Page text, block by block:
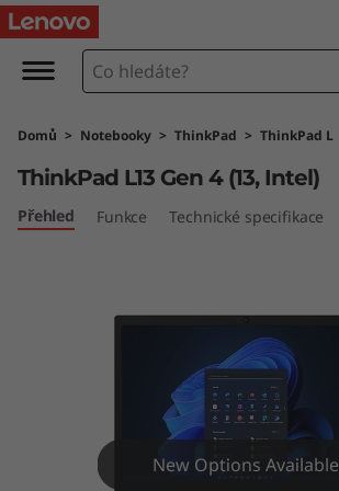
T
h
n
k
Domů > Notebooky > ThinkPad > ThinkPad L
ThinkPad L13 Gen 4 (13, Intel)
Přehled Funkce Technické specifikace
New Options Available